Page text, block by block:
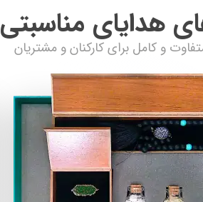
هدایای مناسبتی
و کامل برای کارکنان و مشتریان